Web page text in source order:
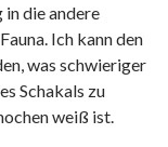
die andere
Ich kann den
was schwieriger
Schakals zu
weiß ist.